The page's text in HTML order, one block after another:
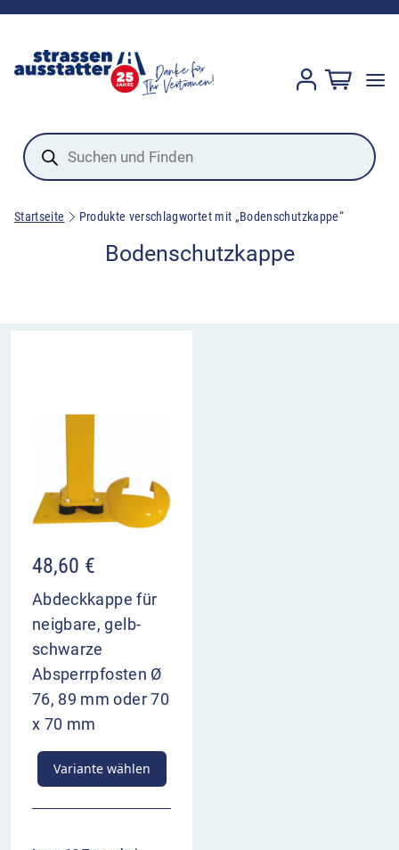
Products
search
Startseite Produkte verschlagwortet mit „Bodenschutzkappe“
Bodenschutzkappe
48,60 €
Abdeckkappe für
neigbare, gelb-
schwarze
Absperrpfosten Ø
76, 89 mm oder 70
x 70 mm
Variante wählen